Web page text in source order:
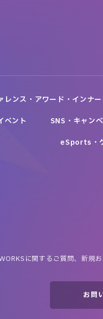
レンス・アワード・インナ
ベント
SNS・キャン
eSports・
に関するご質問、 新規
お問